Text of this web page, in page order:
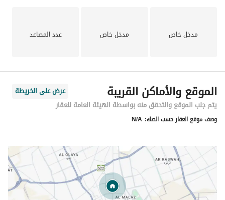
مدخل خاص مدخل خاص عدد المصاعد
الموقع والأماكن القريبة
عرض على الخريطة
يتم جلب الموقع والتحقق منه بواسطة الهيئة العامة للعقار
وصف موقع العقار حسب الصك: N/A